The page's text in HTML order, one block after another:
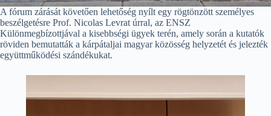
A fórum zárását követően lehetőség nyílt egy rögtönzött személyes
beszélgetésre Prof. Nicolas Levrat úrral, az ENSZ
Különmegbízottjával a kisebbségi ügyek terén, amely során a kutatók
röviden bemutatták a kárpátaljai magyar közösség helyzetét és jelezték
együttműködési szándékukat.